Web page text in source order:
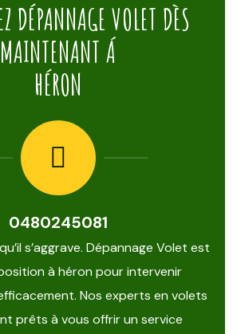
DÉPANNAGE VOLET DÈS
MAINTENANT Á
HÉRON
0480245081
s’aggrave. Dépannage Volet est
à héron pour intervenir
Nos experts en volets
prêts à vous offrir un service